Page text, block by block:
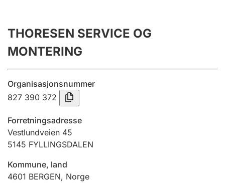
Årsrekneskap
Innsending og forseinkingsgebyr
Tinglysing
Jeger
Betaling og jegeravgiftskort
Ektepaktrettleiaren
THORESEN SERVICE OG
MONTERING
Organisasjonsnummer
827 390 372
Forretningsadresse
Vestlundveien 45
5145 FYLLINGSDALEN
Kommune, land
4601 BERGEN, Norge